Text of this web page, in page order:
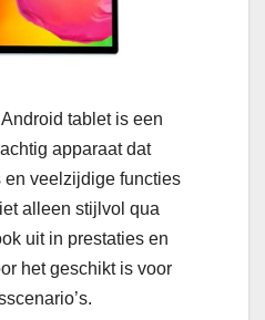
tablet is een
apparaat dat
en veelzijdige functies
alleen stijlvol qua
uit in prestaties en
het geschikt is voor